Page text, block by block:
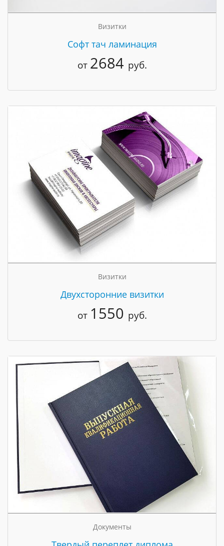
Визитки
Cофт тач ламинация
от 2684 руб.
Визитки
Двухсторонние визитки
от 1550 руб.
Документы